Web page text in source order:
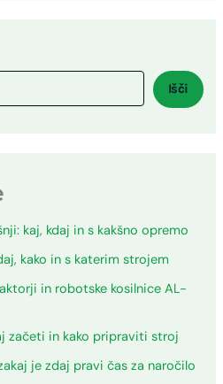
Išči
kaj, kdaj in s kakšno opremo
kako in s katerim strojem
in robotske kosilnice AL-
začeti in kako pripraviti stroj
je zdaj pravi čas za naročilo